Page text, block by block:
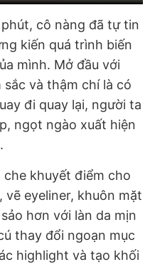
cô nàng đã tự tin
kiến quá trình biến
mình. Mở đầu với
và thậm chí là có
đi quay lại, người ta
ngọt ngào xuất hiện
che khuyết điểm cho
vẽ eyeliner, khuôn mặt
hơn với làn da mịn
thay đổi ngoạn mục
highlight và tạo khối